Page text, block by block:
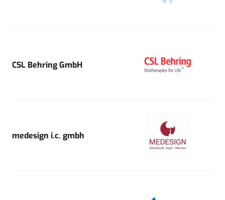
CSL Behring GmbH
medesign i.c. gmbh